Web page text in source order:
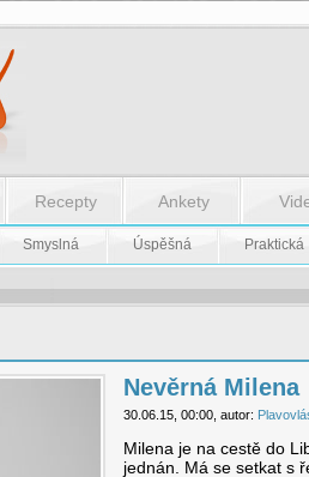
Recepty Ankety
Smyslná Úspěšná Praktická
Nevěrná Milena
30.06.15, 00:00, autor:
Milena je na cestě do
jednán. Má se setkat s